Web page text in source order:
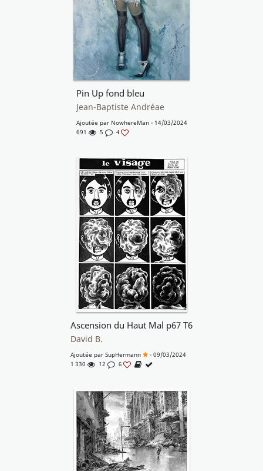
Pin Up fond bleu
Jean-Baptiste Andréae
Ajoutée par NowhereMan- 14/03/2024
691
5 4
Ascension du Haut Mal p67 T6
David B.
Ajoutée par SupHermann
- 09/03/2024
1 330
12 6